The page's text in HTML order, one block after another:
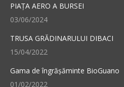
windowwindow
PIAȚA AERO A BURSEI
03/06/2024
TRUSA GRĂDINARULUI DIBACI
15/04/2022
Gama de îngrășăminte BioGuano
01/02/2022